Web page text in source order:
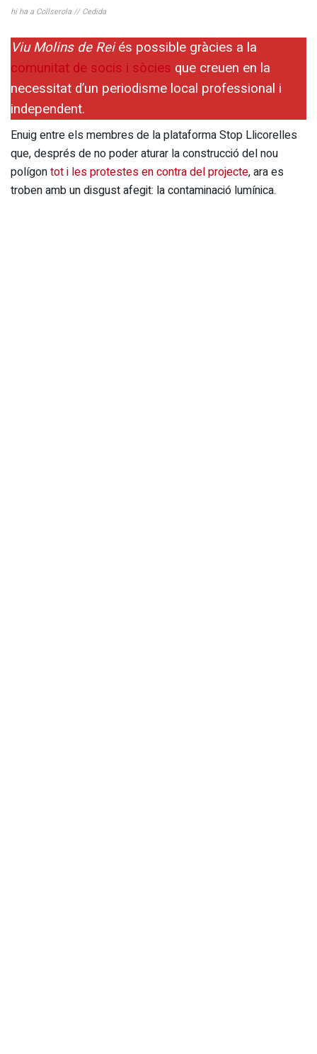
hi ha a Collserola // Cedida
Viu Molins de Reiés possible gràcies a la
comunitat de socis i sòcies que creuen en la
necessitat d’un periodisme local professional i
independent.
Enuig entre els membres de la plataforma Stop Llicorelles
que, després de no poder aturar la construcció del nou
polígontot i les protestes en contra del projecte, ara es
troben amb un disgust afegit: la contaminació lumínica.